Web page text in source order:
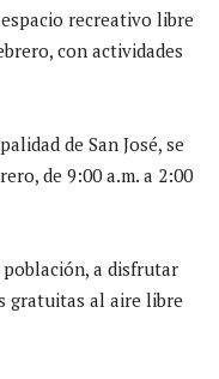
recreativo libre
con actividades
de San José, se
de 9:00 a.m. a 2:00
a disfrutar
gratuitas al aire libre